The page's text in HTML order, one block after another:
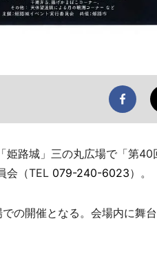
路城」三の丸広場で「第
会（TEL 079-240-6023）。
の開催となる。会場内に舞